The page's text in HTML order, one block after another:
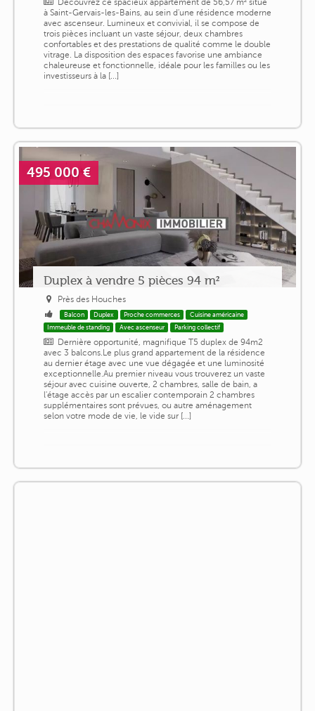
à Saint-Gervais-les-Bains, au sein d'une résidence moderne
avec ascenseur. Lumineux et convivial, il se compose de
trois pièces incluant un vaste séjour, deux chambres
confortables et des prestations de qualité comme le double
vitrage. La disposition des espaces favorise une ambiance
chaleureuse et fonctionnelle, idéale pour les familles ou les
investisseurs à la [...]
495 000 €
Duplex à vendre 5 pièces 94 m²
Près des Houches
Balcon Duplex Proche commerces
Cuisine américaine
Immeuble de standing
Avec ascenseur Parking collectif
Dernière opportunité, magnifique T5 duplex de 94m2
avec 3 balcons.Le plus grand appartement de la résidence
au dernier étage avec une vue dégagée et une luminosité
exceptionnelle.Au premier niveau vous trouverez un vaste
séjour avec cuisine ouverte, 2 chambres, salle de bain, a
l'étage accès par un escalier contemporain 2 chambres
supplémentaires sont prévues, ou autre aménagement
selon votre mode de vie, le vide sur [...]